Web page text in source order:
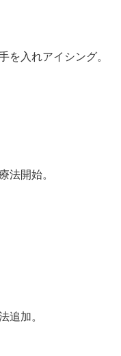
を入れアイシング。
法開始。
追加。